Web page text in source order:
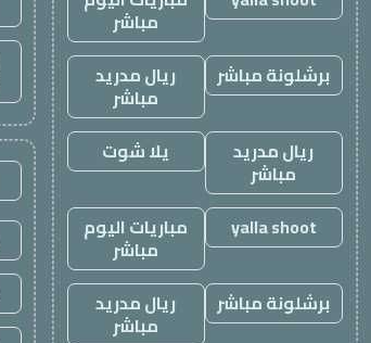
مباشر
برشلونة مباشر
ريال مدريد
مباشر
ريال مدريد
مباشر
يلا شوت
yalla shoot مباريات اليوم
مباشر
برشلونة مباشر
ريال مدريد
مباشر